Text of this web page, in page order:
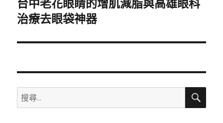
下
一
文
台中老花眼睛的增肌減脂與高雄眼科
治療去眼袋神器
搜
尋
搜